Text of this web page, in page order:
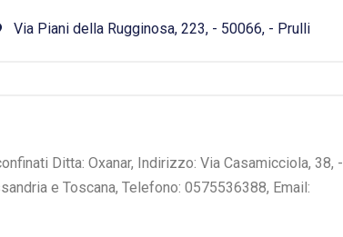
Via Piani della Rugginosa, 223, - 50066, - Prulli
Ditta: Oxanar, Indirizzo: Via Casamicciola, 38, -
e Toscana, Telefono: 0575536388, Email: